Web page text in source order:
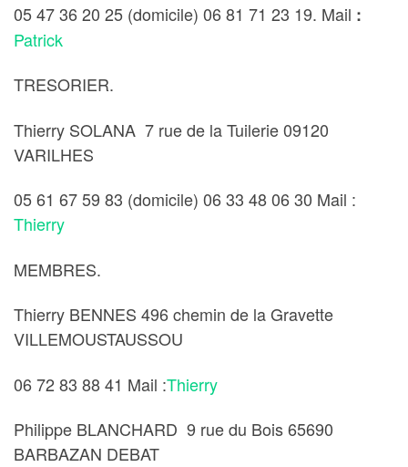
05 47 36 20 25 (domicile) 06 81 71 23 19. Mail :
Patrick
TRESORIER.
Thierry SOLANA 7 rue de la Tuilerie 09120
VARILHES
05 61 67 59 83 (domicile) 06 33 48 06 30 Mail :
Thierry
MEMBRES.
Thierry BENNES 496 chemin de la Gravette
VILLEMOUSTAUSSOU
06 72 83 88 41 Mail :Thierry
Philippe BLANCHARD 9 rue du Bois 65690
BARBAZAN DEBAT